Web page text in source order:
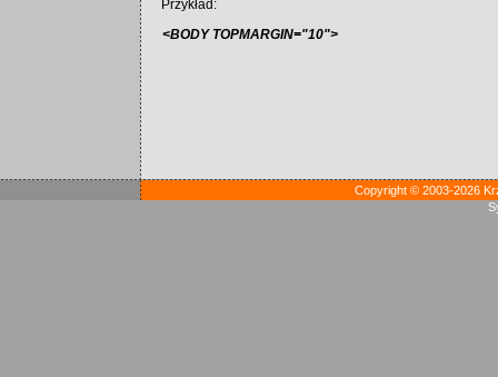
Przykład:
<BODY TOPMARGIN="10">
Copyright © 2003-2026